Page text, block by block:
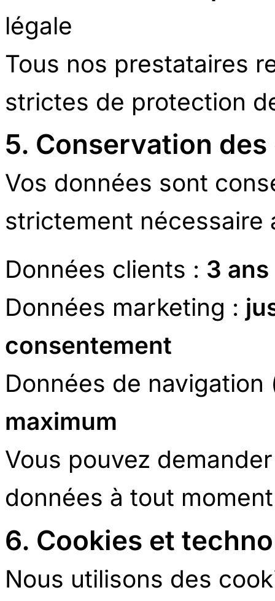
légale
Tous nos prestataires
strictes de protection
5. Conservation
Vos données sont
strictement nécessaire
Données clients : 3
Données marketing :
consentement
Données de
maximum
Vous pouvez
données à tout
6. Cookies et
Nous utilisons des